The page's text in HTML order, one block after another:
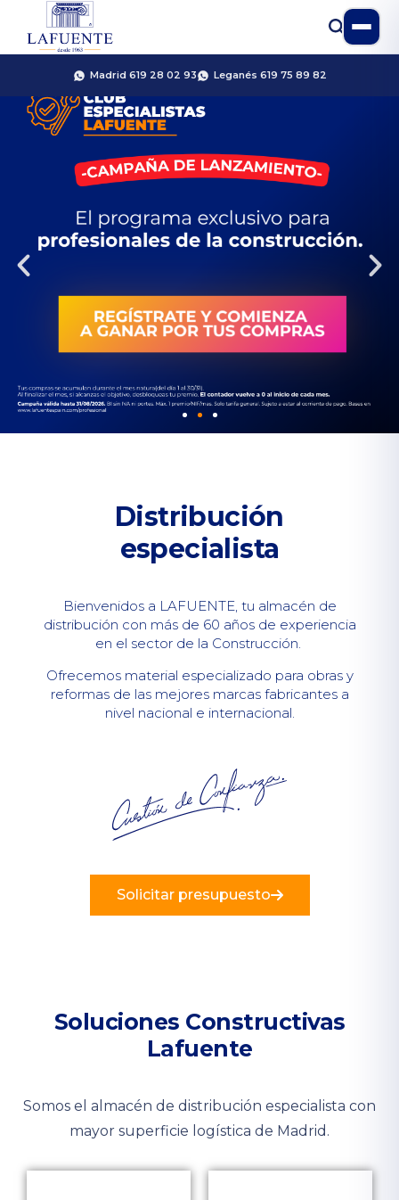
Madrid 619 28 02 93 Leganés 619 75 89 82
Distribución
especialista
Bienvenidos a LAFUENTE, tu almacén de
distribución con más de 60 años de experiencia
en el sector de la Construcción.
Ofrecemos material especializado para obras y
reformas de las mejores marcas fabricantes a
nivel nacional e internacional.
Solicitar presupuesto
Soluciones Constructivas
Lafuente
Somos el almacén de distribución especialista con
mayor superficie logística de Madrid.